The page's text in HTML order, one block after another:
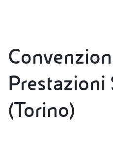
Prestazioni
(Torino)